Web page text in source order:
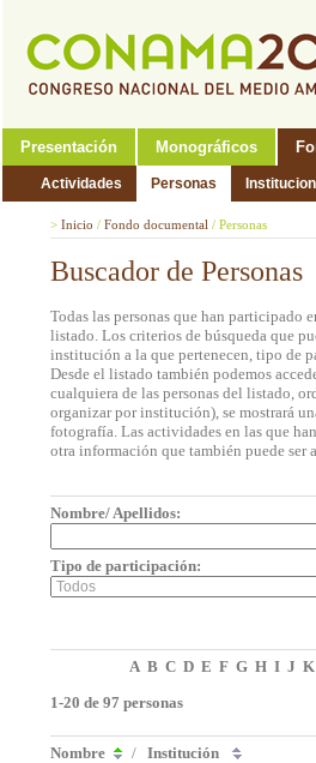
Presentación Monográficos
Actividades Personas
> Inicio / Fondo documental / Personas
Buscador de Personas
Todas las personas que han participado
listado. Los criterios de búsqueda que
institución a la que pertenecen, tipo de
Desde el listado también podemos
cualquiera de las personas del listado,
organizar por institución), se mostrará
fotografía. Las actividades en las que
otra información que también puede ser
Nombre/ Apellidos:
Tipo de participación:
A B C D E F G H I J K
1-20 de 97 personas
Nombre / Institución